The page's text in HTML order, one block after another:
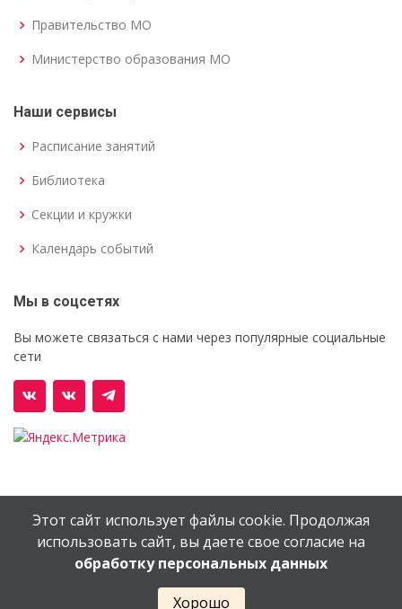
Правительство МО
Министерство образования МО
Наши сервисы
Расписание занятий
Библиотека
Секции и кружки
Календарь событий
Мы в соцсетях
Вы можете связаться с нами через популярные социальные
сети
© Орехово-Зуевский железнодорожный техникум им.
В.И.Бондаренко
Сайт создан вEV-DV.RU
Этот сайт использует файлы cookie. Продолжая
использовать сайт, вы даете свое согласие на
обработку персональных данных
Хорошо